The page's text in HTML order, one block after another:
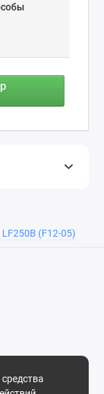
(F12-05)